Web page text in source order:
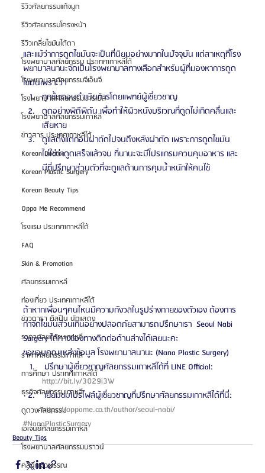
รีวิวศัลยกรรมแก้จมูก
รีวิวศัลยกรรมโครงหน้า
รีวิวเกลี่ยไขมันใต้ตา
โรงพยาบาลศัลยกรรม ประเทศเกาหลีใต้
โรงพยาบาลศัลยกรรมจีเอ็นจี
โรงพยาบาลศัลยกรรมมาร์เบิ้ล
โรงพยาบาลศัลยกรรมเกาหลี
ข่าวสาร ประเทศเกาหลีใต้
Korean Doctor
Korean Plastic Surgery
Korean Beauty Tips
Oppa Me Recommend
โรงแรม ประเทศเกาหลีใต้
FAQ
Skin & Promotion
ศัลยกรรมเกาหลี
ท่องเที่ยว ประเทศเกาหลีใต้
ข่าวดารา ศิลปิน นักแสดง
ราคาศัลยกรรมเกาหลี
ราคาศัลยกรรมเกาหลี
การศึกษา ประเทศเกาหลีใต้
ธุรกิจศัลยกรรมเกาหลี
ดูดวงศัลยกรรม
เอเจนซี่ศัลยกรรมเกาหลี
โรงพยาบาลศัลยกรรมบราวน์
คลินิกผิวพรรณ
และแม้ว่าการดูดไขมันจะเป็นที่นิยมอย่างมากในปัจจุบัน แต่สาเหตุที่โรง
พยาบาลนานะจัดเป็นโรงพยาบาลทางเลือกสำหรับผู้ที่มองหาการดูด
ไขมันเพราะว่า
ทุกขั้นตอนดำเนินการโดยแพทย์ผู้เชี่ยวชาญ
ดูดอย่างพิถีพิถัน เพื่อทำให้ผิวหนังบริเวณที่ดูดไม่เกิดคลื่นและ
เสียหาย
ดูแลตั้งแต่ก่อนผ่าตัดไปจนถึงหลังผ่าตัด เพราะการดูดไขมัน
ไม่ใช่ว่าดูดเสร็จแล้วจบ ที่นานะจะมีโปรแกรมควบคุมอาหาร และ
มีที่ปรึกษาส่วนตัวที่จะดูแลด้านการคุมน้ำหนักให้คนไข้
ถ้าหากเพื่อนๆคนไหนมีความกังวลในรูปร่างกายของตัวเอง ต้องการ
กำจัดไขมันส่วนเกินอย่างปลอดภัยสามารถปรึกษาเรา  Seoul Nabi
Surgery ได้ทางช่องทางติดต่อด้านล่างได้เลยนะคะ
ขอขอบคุณแหล่งข้อมูล โรงพยาบาลนานะ (Nana Plastic Surgery)
ปรึกษาผู้เชี่ยวชาญศัลยกรรมเกาหลีได้ที่ LINE Official:
http://bit.ly/3029i3W
เยี่ยมชมโปรไฟล์ผู้เชี่ยวชาญที่ปรึกษาศัลยกรรมเกาหลีได้ที่นี่:
https://oppame.co.th/author/seoul-nabi/
#NanaPlasticSurgery
Beauty Tips